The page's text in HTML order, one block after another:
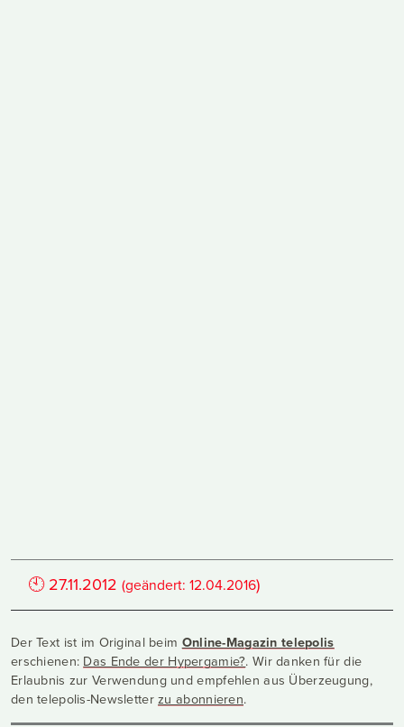
🕙 27.11.2012 (geändert:12.04.2016)
Der Text ist im Original beim Online-Magazin telepolis
erschienen: Das Ende der Hypergamie?. Wir danken für die
Erlaubnis zur Verwendung und empfehlen aus Überzeugung,
den telepolis-Newsletterzu abonnieren.